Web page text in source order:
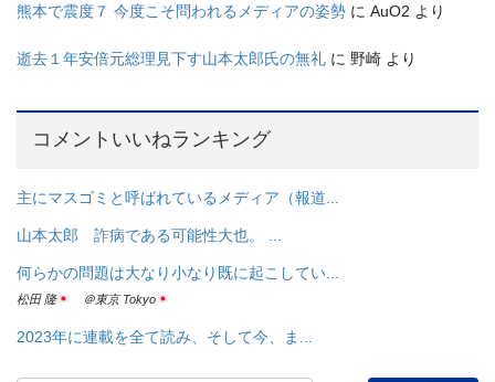
熊本で震度７ 今度こそ問われるメディアの姿勢 に AuO2 より
逝去１年安倍元総理見下す山本太郎氏の無礼 に 野崎 より
コメントいいねランキング
主にマスゴミと呼ばれているメディア（報道...
山本太郎 詐病である可能性大也。 ...
何らかの問題は大なり小なり既に起こしてい...
松田 隆 ＠東京 Tokyo
2023年に連載を全て読み、そして今、ま...